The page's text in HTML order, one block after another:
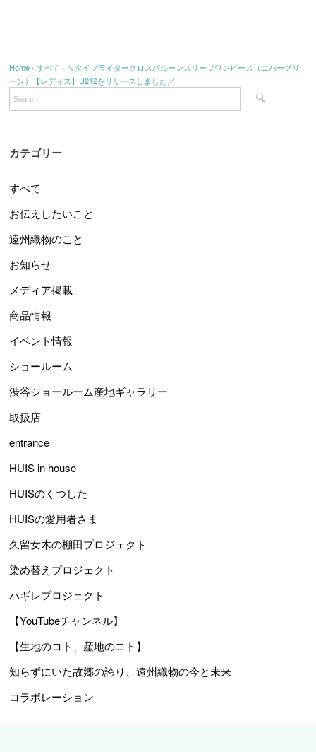
Home ›すべて › ＼タイプライタークロスバルーンスリーブワンピース（エバーグリ
ーン）【レディス】U212をリリースしました／
カテゴリー
すべて
お伝えしたいこと
遠州織物のこと
お知らせ
メディア掲載
商品情報
イベント情報
ショールーム
渋谷ショールーム産地ギャラリー
取扱店
entrance
HUIS in house
HUISのくつした
HUISの愛用者さま
久留女木の棚田プロジェクト
染め替えプロジェクト
ハギレプロジェクト
【YouTubeチャンネル】
【生地のコト、産地のコト】
知らずにいた故郷の誇り、遠州織物の今と未来
コラボレーション